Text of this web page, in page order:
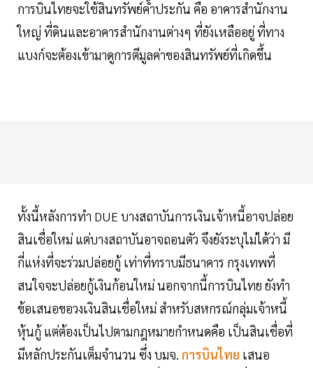
การบินไทยจะใช้สินทรัพย์ค้ำประกัน คือ อาคารสำนักงาน
ใหญ่ ที่ดินและอาคารสำนักงานต่างๆ ที่ยังเหลืออยู่ ที่ทาง
แบงก์จะต้องเข้ามาดูการตีมูลค่าของสินทรัพย์ที่เกิดขึ้น
ทั้งนี้หลังการทำ DUE บางสถาบันการเงินเจ้าหนี้อาจปล่อย
สินเชื่อใหม่ แต่บางสถาบันอาจถอนตัว จึงยังระบุไม่ได้ว่า มี
กี่แห่งที่จะร่วมปล่อยกู้ เท่าที่ทราบมีธนาคาร กรุงเทพที่
สนใจจะปล่อยกู้เงินก้อนใหม่ นอกจากนี้การบินไทย ยังทำ
ข้อเสนอขอวงเงินสินเชื่อใหม่ สำหรับสหกรณ์กลุ่มเจ้าหนี้
หุ้นกู้ แต่ต้องเป็นไปตามกฎหมายกำหนดคือ เป็นสินเชื่อที่
มีหลักประกันเต็มจำนวน ซึ่ง บมจ. การบินไทย เสนอ